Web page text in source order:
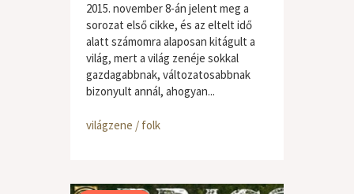
2015. november 8-án jelent meg a
sorozat első cikke, és az eltelt idő
alatt számomra alaposan kitágult a
világ, mert a világ zenéje sokkal
gazdagabbnak, változatosabbnak
bizonyult annál, ahogyan...
világzene / folk